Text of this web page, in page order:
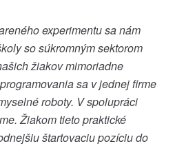
experimentu sa nám
so súkromným sektorom
žiakov mimoriadne
sa v jednej firme
roboty. V spolupráci
Žiakom tieto praktické
štartovaciu pozíciu do